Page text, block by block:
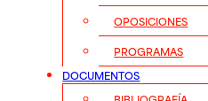
OPOSICIONES
PROGRAMAS
DOCUMENTOS